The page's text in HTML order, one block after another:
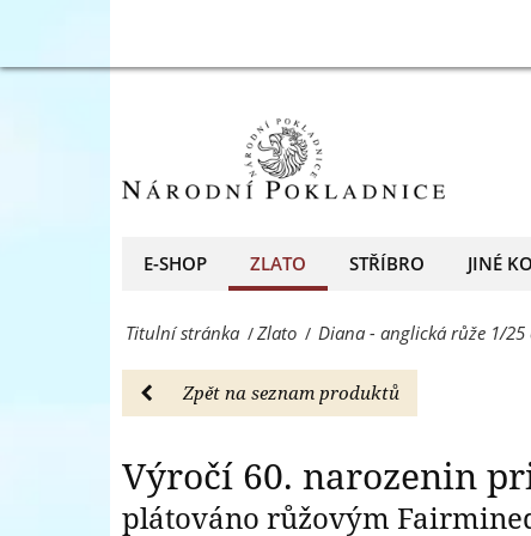
z
ryzího
zlata.
-
Zlato
E-SHOP ZLATO STŘÍBRO JINÉ
Titulní stránka /Zlato / Diana - anglická růže 1/
Zpět na seznam produktů
Výročí 60. narozenin
plátováno růžovým
Výročí 60.
z
-
Národní
Pokladnice
evropský